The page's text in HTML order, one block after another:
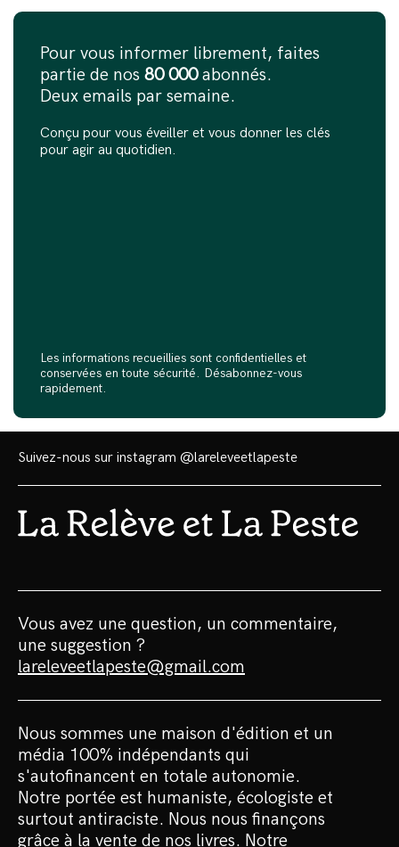
Pour vous informer librement, faites
partie de nos 80 000abonnés.
Deux emails par semaine.
Conçu pour vous éveiller et vous donner les clés
pour agir au quotidien.
Les informations recueillies sont confidentielles et
conservées en toute sécurité. Désabonnez-vous
rapidement.
Suivez-nous sur instagram @lareleveetlapeste
Vous avez une question, un commentaire,
une suggestion ?
lareleveetlapeste@gmail.com
Nous sommes une maison d'édition et un
média 100% indépendants qui
s'autofinancent en totale autonomie.
Notre portée est humaniste, écologiste et
surtout antiraciste. Nous nous finançons
grâce à la vente de nos livres. Notre